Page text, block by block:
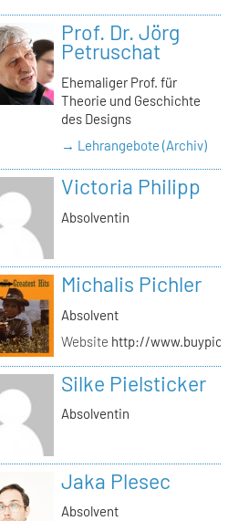
Prof. Dr. Jörg
Petruschat
Ehemaliger Prof. für
Theorie und Geschichte
des Designs
→ Lehrangebote (Archiv)
Victoria Philipp
Absolventin
Michalis Pichler
Absolvent
Website http://
Silke Pielsticker
Absolventin
Jaka Plesec
Absolvent